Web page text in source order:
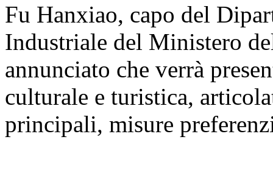
Fu Hanxiao, capo del
Industriale del Ministero
annunciato che verrà
culturale e turistica,
principali, misure